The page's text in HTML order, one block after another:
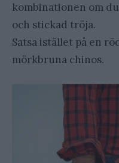
kombinationen om
och stickad tröja.
Satsa istället på en
mörkbruna chinos.